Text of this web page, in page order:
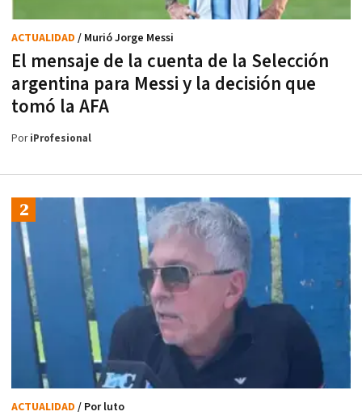
El mensaje de la cuenta de la Selección
argentina para Messi y la decisión que
tomó la AFA
ACTUALIDAD / Murió Jorge Messi
PoriProfesional
ACTUALIDAD / Por luto